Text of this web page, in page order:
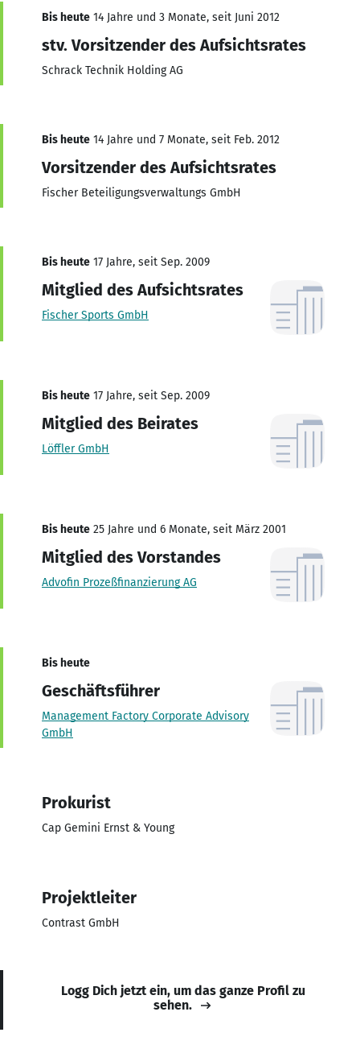
Bis heute 14 Jahre und 3 Monate, seit Juni 2012
stv. Vorsitzender des Aufsichtsrates
Schrack Technik Holding AG
Bis heute 14 Jahre und 7 Monate, seit Feb. 2012
Vorsitzender des Aufsichtsrates
Fischer Beteiligungsverwaltungs GmbH
Bis heute 17 Jahre, seit Sep. 2009
Mitglied des Aufsichtsrates
Fischer Sports GmbH
Bis heute 17 Jahre, seit Sep. 2009
Mitglied des Beirates
Löffler GmbH
Bis heute 25 Jahre und 6 Monate, seit März 2001
Mitglied des Vorstandes
Advofin Prozeßfinanzierung AG
Bis heute
Geschäftsführer
Management Factory Corporate Advisory
GmbH
Prokurist
Cap Gemini Ernst & Young
Projektleiter
Contrast GmbH
Logg Dich jetzt ein, um das ganze Profil zu
sehen.